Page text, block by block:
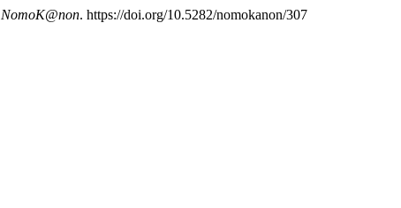
NomoK@non. https://doi.org/10.5282/nomokanon/307